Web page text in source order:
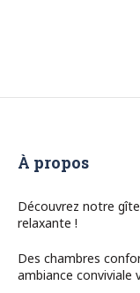
À propos
Découvrez notre
relaxante !
Des chambres
ambiance conviviale